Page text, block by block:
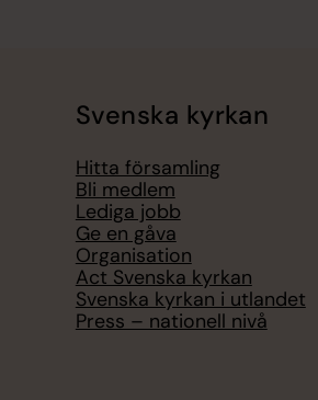
Svenska kyrkan
Hitta församling
Bli medlem
Lediga jobb
Ge en gåva
Organisation
Act Svenska kyrkan
Svenska kyrkan i utlandet
Press – nationell nivå